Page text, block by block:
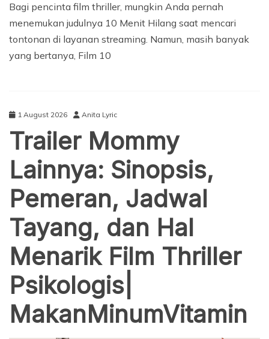
Bagi pencinta film thriller, mungkin Anda pernah
menemukan judulnya 10 Menit Hilang saat mencari
tontonan di layanan streaming. Namun, masih banyak
yang bertanya, Film 10
1 August 2026 Anita Lyric
Trailer Mommy
Lainnya: Sinopsis,
Pemeran, Jadwal
Tayang, dan Hal
Menarik Film Thriller
Psikologis|
MakanMinumVitamin